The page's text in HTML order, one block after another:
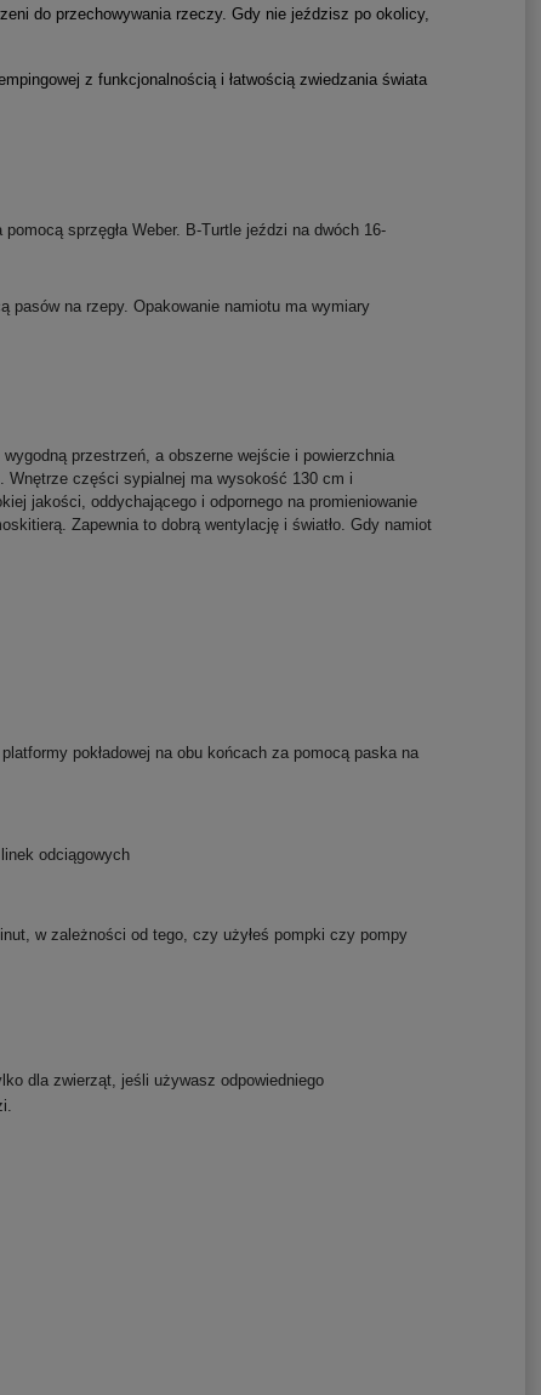
do przechowywania rzeczy. Gdy nie jeździsz po okolicy,
z funkcjonalnością i łatwością zwiedzania świata
sprzęgła Weber. B-Turtle jeździ na dwóch 16-
pasów na rzepy. Opakowanie namiotu ma wymiary
przestrzeń, a obszerne wejście i powierzchnia
Wnętrze części sypialnej ma wysokość 130 cm i
jakości, oddychającego i odpornego na promieniowanie
Zapewnia to dobrą wentylację i światło. Gdy namiot
pokładowej na obu końcach za pomocą paska na
odciągowych
w zależności od tego, czy użyłeś pompki czy pompy
dla zwierząt, jeśli używasz odpowiedniego